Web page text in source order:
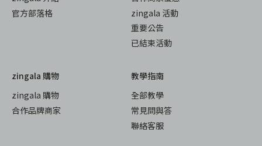
官方部落格
zingala 活動
重要公告
已結束活動
zingala 購物
zingala 購物
合作品牌商家
教學指南
全部教學
常見問與答
聯絡客服